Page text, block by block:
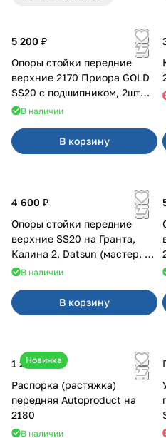
5 200 ₽
Опоры стойки передние
верхние 2170 Приора GOLD
SS20 с подшипником, 2шт
10116
В наличии
В корзину
4 600 ₽
Опоры стойки передние
верхние SS20 на Гранта,
Калина 2, Datsun (мастер, с
ЭлУР, с подшипником) 2шт
В наличии
В корзину
Новинка
1 250 ₽
Распорка (растяжка)
передняя Autoproduct на
2180
В наличии